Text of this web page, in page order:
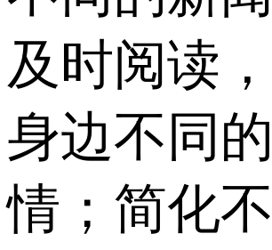
及时阅读
身边不同
情；简化